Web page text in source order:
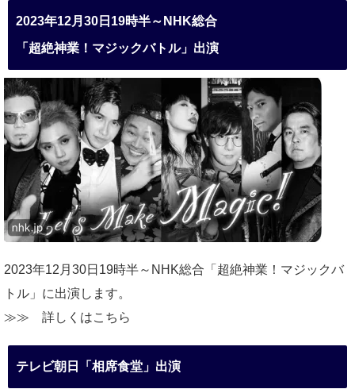
2023年12月30日19時半～NHK総合
「超絶神業！マジックバトル」出演
2023年12月30日19時半～NHK総合「超絶神業！マジックバ
トル」に出演します。
≫≫ 詳しくはこちら
テレビ朝日「相席食堂」出演